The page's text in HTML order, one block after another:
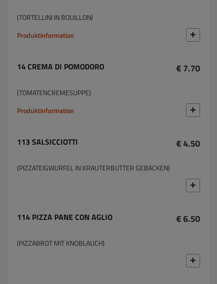
(TORTELLINI IN BOUILLON)
Produktinformation
14 CREMA DI POMODORO € 7.70
(TOMATENCREMESUPPE)
Produktinformation
113 SALSICCIOTTI € 4.50
(PIZZATEIGWURFEL IN KRAUTERBUTTER GEBACKEN)
114 PIZZA PANE CON AGLIO € 6.50
(PIZZABROT MIT KNOBLAUCH)